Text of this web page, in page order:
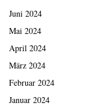
Juni 2024
Mai 2024
April 2024
März 2024
Februar 2024
Januar 2024